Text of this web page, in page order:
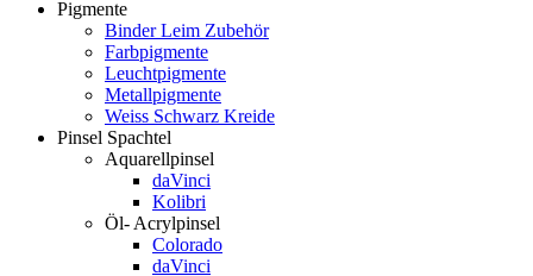
Pigmente
Binder Leim Zubehör
Farbpigmente
Leuchtpigmente
Metallpigmente
Weiss Schwarz Kreide
Pinsel Spachtel
Aquarellpinsel
daVinci
Kolibri
Öl- Acrylpinsel
Colorado
daVinci